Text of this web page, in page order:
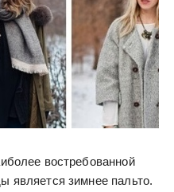
востребованной
является зимнее пальто.